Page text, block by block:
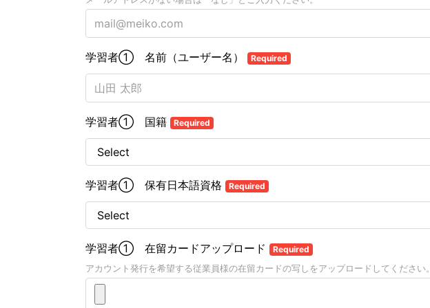
学習者① 名前（ユーザー名） Required
学習者① 国籍 Required
学習者① 保有日本語資格 Required
学習者① 在留カードアップロード Required
アカウント発行を希望する従業員様の在留カードの写しをアップロードしてください